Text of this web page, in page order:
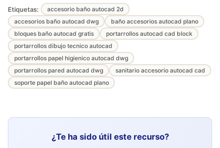
Etiquetas:
accesorio baño autocad 2d
accesorios baño autocad dwg
baño accesorios autocad plano
bloques baño autocad gratis
portarrollos autocad cad block
portarrollos dibujo tecnico autocad
portarrollos papel higienico autocad dwg
portarrollos pared autocad dwg
sanitario accesorio autocad cad
soporte papel baño autocad plano
¿Te ha sido útil este recurso?